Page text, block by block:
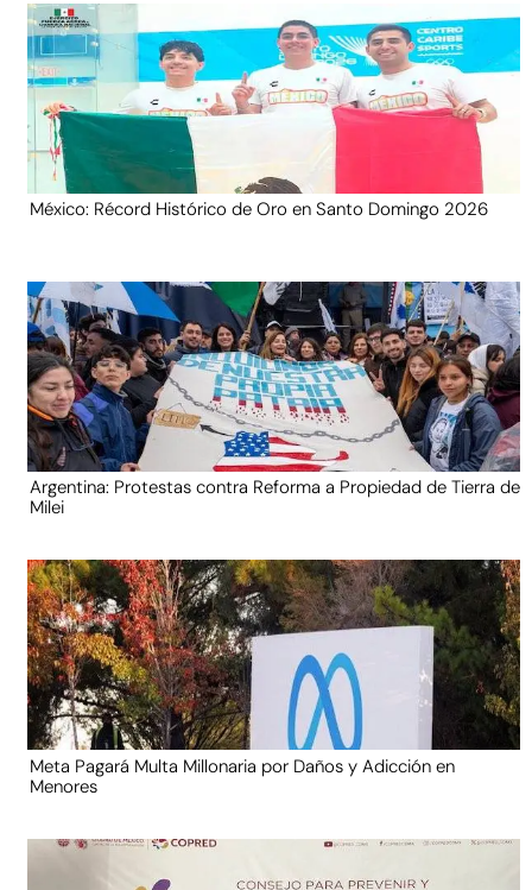
México: Récord Histórico de Oro en Santo Domingo 2026
Argentina: Protestas contra Reforma a Propiedad de Tierra de
Milei
Meta Pagará Multa Millonaria por Daños y Adicción en
Menores